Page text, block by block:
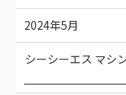
2024年5月
シーシーエス マシ